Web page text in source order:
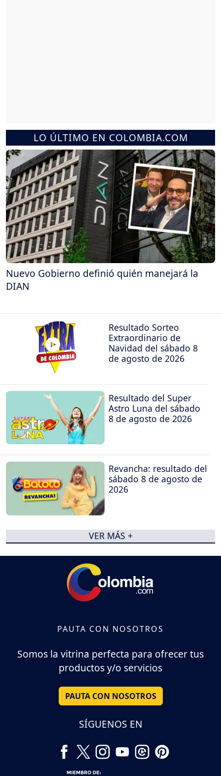
LO ÚLTIMO EN COLOMBIA.COM
Nuevo Gobierno definió quién manejará la
DIAN
Resultado Sorteo
Extraordinario de
Navidad del sábado 8
de agosto de 2026
Resultado del Super
Astro Luna del sábado
8 de agosto de 2026
Revancha: resultado del
sábado 8 de agosto de
2026
VER MÁS +
PAUTA CON NOSOTROS
Somos la vitrina perfecta para ofrecer tus
productos y/o servicios
PAUTA CON NOSOTROS
SÍGUENOS EN